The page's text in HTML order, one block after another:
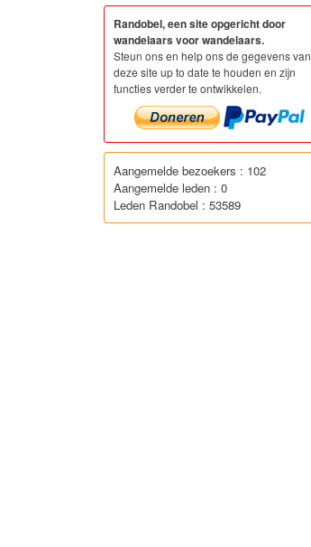
Randobel, een site opgericht door
wandelaars voor wandelaars.
Steun ons en help ons de gegevens van
deze site up to date te houden en zijn
functies verder te ontwikkelen.
Aangemelde bezoekers : 102
Aangemelde leden : 0
Leden Randobel : 53589